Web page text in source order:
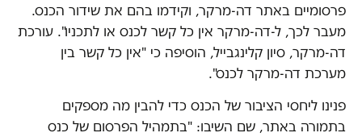
פרסומיים באתר דה-מרקר, וקידמו בהם את שידור הכנס.
מעבר לכך, ל-דה-מרקר אין כל קשר לכנס או לתכניו". עורכת
דה-מרקר, סיון קלינגבייל, הוסיפה כי "אין כל קשר בין
מערכת דה-מרקר לכנס".
פנינו ליחסי הציבור של הכנס כדי להבין מה מספקים
בתמורה באתר, שם השיבו: "בתמהיל הפרסום של כנס